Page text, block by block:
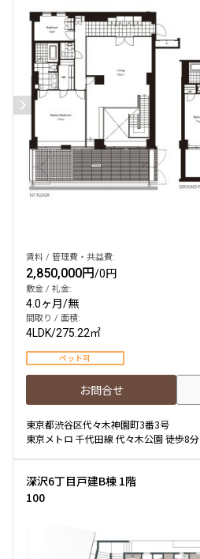
賃料 / 管理費・共益費:
2,850,000円/0円
敷金 / 礼金:
4.0ヶ月/無
間取り / 面積:
4LDK/275.22㎡
ペット可
お問合せ
東京都渋谷区代々木神園町3番3号
東京メトロ 千代田線 代々木公園 徒歩8分
深沢6丁目戸建B棟 1階
100